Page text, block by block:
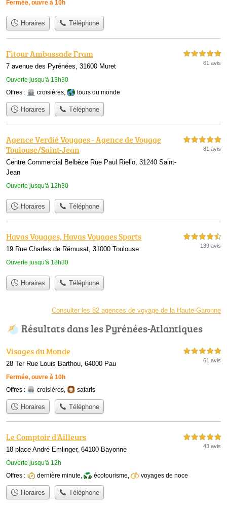
Fermée, ouvre à 10h
Horaires Téléphone
Fitour Ambassade Fram
7 avenue des Pyrénées, 31600 Muret
Ouverte jusqu'à 13h30
5,0 étoiles sur 5
61 avis
Offres : croisières tours du monde
Horaires Téléphone
Agence Verdié Voyages - Agence de Voyage
Toulouse/Saint-Jean
Centre Commercial Belbèze Rue Paul Riello, 31240 Saint-
Jean
Ouverte jusqu'à 12h30
5,0 étoiles sur 5
81 avis
Horaires Téléphone
Havas Voyages, Havas Voyages Sports
19 Rue Charles de Rémusat, 31000 Toulouse
Ouverte jusqu'à 18h30
4,5 étoiles sur 5
139 avis
Horaires Téléphone
Consulter les 82 agences de voyage de la Haute-Garonne
Résultats dans les Pyrénées-Atlantiques
Visages du Monde
28 Ter Rue Louis Barthou, 64000 Pau
Fermée, ouvre à 10h
5,0 étoiles sur 5
61 avis
Offres : croisières safaris
Horaires Téléphone
Le Comptoir d'Ailleurs
18 place André Emlinger, 64100 Bayonne
Ouverte jusqu'à 12h
5,0 étoiles sur 5
43 avis
Offres : dernière minute, écotourisme, voyages de noce
Horaires Téléphone